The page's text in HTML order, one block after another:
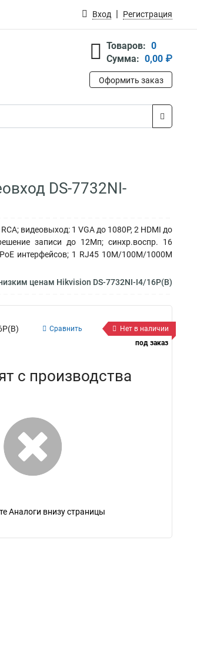
Вход Регистрация
Товаров: 0
Сумма: 0,00 ₽
Оформить заказ
DS-7732NI-
видеовыход: 1 VGA до 1080Р, 2 HDMI до
записи до 12Мп; синхр.воспр. 16
интерфейсов; 1 RJ45 10M/100M/1000M
ценам Hikvision DS-7732NI-I4/16P(B)
Сравнить
Нет в наличии
под заказ
с производства
Аналоги внизу страницы